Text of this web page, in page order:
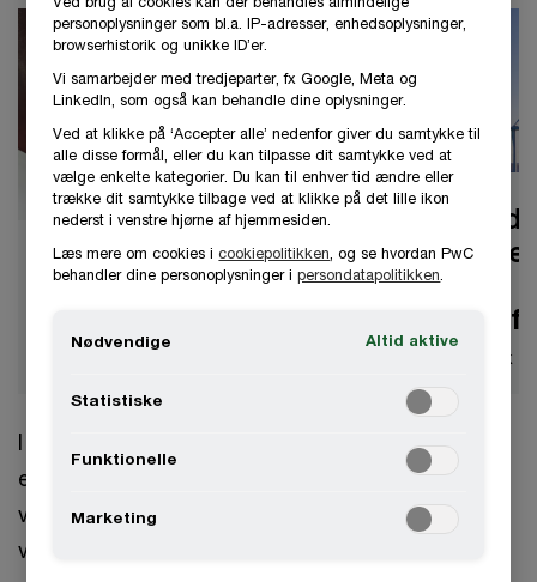
Afgiftsvejledningen
Beregn
el- og
vandafgift
Hent regneark
I Danmark er der afgift på en række
energiprodukter, der bruges både i mindre
virksomheder og til produktion mv. i større
virksomheder. Der er tale om fx elektricitet, vand,
personoplysninger som bl.a. IP-adresser, enhedsoplysninger,
browserhistorik og unikke ID’er.
Vi samarbejder med tredjeparter, fx Google, Meta og
LinkedIn, som også kan behandle dine oplysninger.
Ved at klikke på ‘Accepter alle’ nedenfor giver du samtykke til
alle disse formål, eller du kan tilpasse dit samtykke ved at
vælge enkelte kategorier. Du kan til enhver tid ændre eller
trække dit samtykke tilbage ved at klikke på det lille ikon
nederst i venstre hjørne af hjemmesiden.
Læs mere om cookies icookiepolitikken, og se hvordan PwC
behandler dine personoplysninger ipersondatapolitikken.
Nødvendige Altid aktive
Statistiske
Funktionelle
Marketing